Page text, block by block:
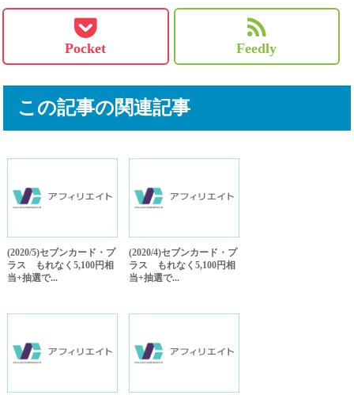
Pocket Feedly
この記事の関連記事
(2020/5)セブンカード・プ
ラス もれなく5,100円相
当+抽選で...
(2020/4)セブンカード・プ
ラス もれなく5,100円相
当+抽選で...